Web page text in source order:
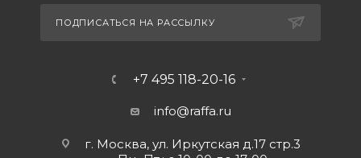
ПОДПИСАТЬСЯ НА РАССЫЛКУ
+7 495 118-20-16
info@raffa.ru
г. Москва, ул. Иркутская д.17 стр.3